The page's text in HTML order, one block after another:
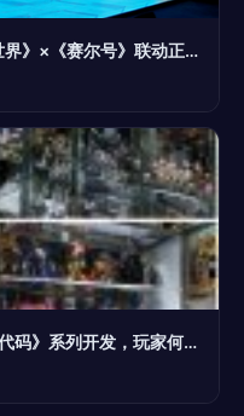
《赛尔号》亮相方块世界 《我的世界》×《赛尔号》联动正式开启
混沌的尾声 FK Digital终止《混沌代码》系列开发，玩家何去何从？